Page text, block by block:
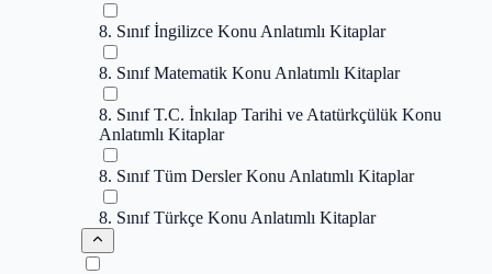
8. Sınıf İngilizce Konu Anlatımlı Kitaplar
8. Sınıf Matematik Konu Anlatımlı Kitaplar
8. Sınıf T.C. İnkılap Tarihi ve Atatürkçülük Konu
Anlatımlı Kitaplar
8. Sınıf Tüm Dersler Konu Anlatımlı Kitaplar
8. Sınıf Türkçe Konu Anlatımlı Kitaplar